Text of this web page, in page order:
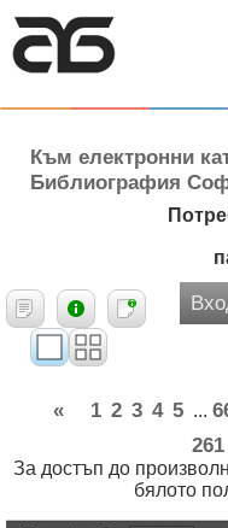
Към електронни
Библиография
« 1 2 3 4 5 ...
261
За достъп до
бялото